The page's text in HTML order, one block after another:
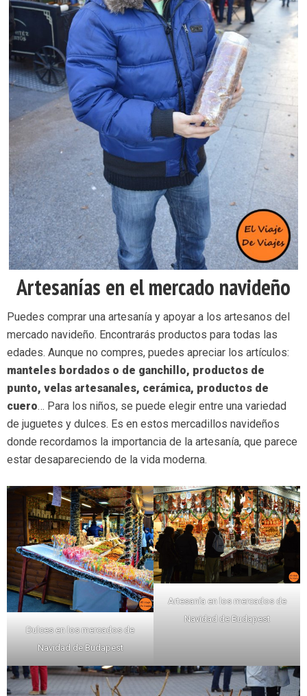
Artesanías en el mercado navideño
Puedes comprar una artesanía y apoyar a los artesanos del
mercado navideño. Encontrarás productos para todas las
edades. Aunque no compres, puedes apreciar los artículos:
manteles bordados o de ganchillo, productos de
punto, velas artesanales, cerámica, productos de
cuero… Para los niños, se puede elegir entre una variedad
de juguetes y dulces. Es en estos mercadillos navideños
donde recordamos la importancia de la artesanía, que parece
estar desapareciendo de la vida moderna.
Dulces en los mercados de
Navidad de Budapest
Artesanía en los mercados de
Navidad de Budapest